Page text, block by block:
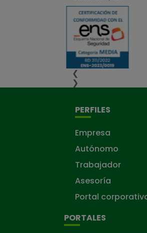
❮
❯
PERFILES
Empresa
Autónomo
Trabajador
Asesoría
Portal
PORTALES